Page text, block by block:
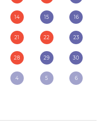
14 15 16
21 22 23
28 29 30
4 5 6